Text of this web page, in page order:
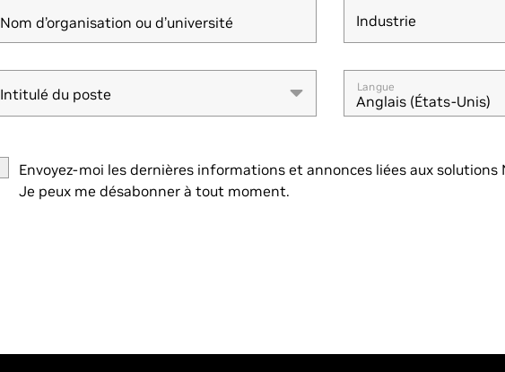
Nom d’organisation ou d’université Industrie
Industrie
Intitulé du poste
Intitulé du poste Langue
Anglais (États-Unis)
Envoyez-moi les dernières informations et annonces liées aux solutions
Je peux me désabonner à tout moment.